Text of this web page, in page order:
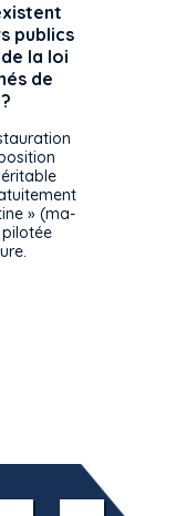
publics
la loi
de
» (ma-